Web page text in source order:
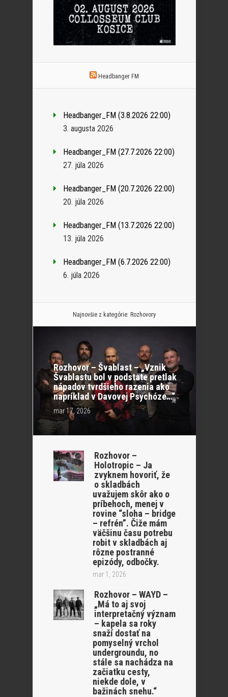
Headbanger FM
Headbanger_FM (3.8.2026 22:00)
3. augusta 2026
Headbanger_FM (27.7.2026 22:00)
27. júla 2026
Headbanger_FM (20.7.2026 22:00)
20. júla 2026
Headbanger_FM (13.7.2026 22:00)
13. júla 2026
Headbanger_FM (6.7.2026 22:00)
6. júla 2026
Najnovšie z kategórie: Rozhovory
Rozhovor – Švablast – „Vznik
Švablastu bol v podstate pretlak
nápadov tvrdšieho razenia ako
napríklad v Davovej Psychóze…“
mar 17, 2026
Rozhovor –
Holotropic – Ja
zvyknem hovoriť, že
o skladbách
uvažujem skôr ako o
príbehoch, menej v
rovine “sloha – bridge
– refrén”. Čiže mám
väčšinu času potrebu
robit v skladbách aj
rôzne postranné
epizódy, odbočky.
mar 1, 2026
Rozhovor – WAYD –
„Má to aj svoj
interpretačný význam
– kapela sa roky
snaží dostať na
pomyselný vrchol
undergroundu, no
stále sa nachádza na
začiatku cesty,
niekde dole, v
bažinách snehu.“